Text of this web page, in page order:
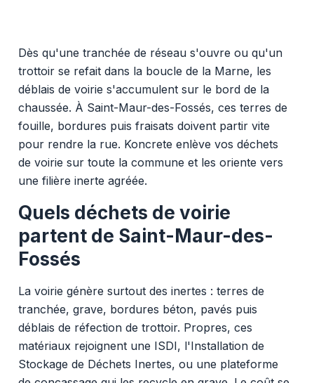
Dès qu'une tranchée de réseau s'ouvre ou qu'un
trottoir se refait dans la boucle de la Marne, les
déblais de voirie s'accumulent sur le bord de la
chaussée. À Saint-Maur-des-Fossés, ces terres de
fouille, bordures puis fraisats doivent partir vite
pour rendre la rue. Koncrete enlève vos déchets
de voirie sur toute la commune et les oriente vers
une filière inerte agréée.
Quels déchets de voirie
partent de Saint-Maur-des-
Fossés
La voirie génère surtout des inertes : terres de
tranchée, grave, bordures béton, pavés puis
déblais de réfection de trottoir. Propres, ces
matériaux rejoignent une ISDI, l'Installation de
Stockage de Déchets Inertes, ou une plateforme